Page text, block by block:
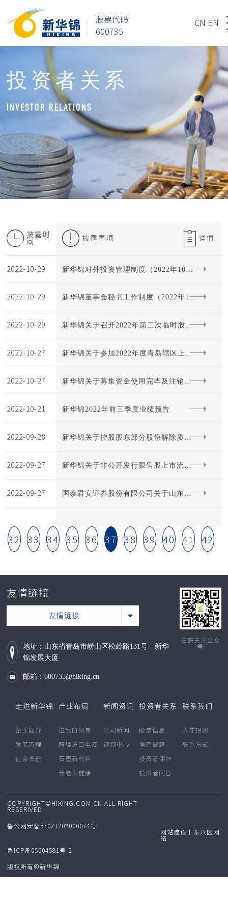
股票代码
600735
CN EN
投资者关系
INVESTOR RELATIONS
披露时
间
披露事项 详情
2022-10-29 新华锦对外投资管理制度（2022年10月
修订）
2022-10-29 新华锦董事会秘书工作制度（2022年10
月修订）
2022-10-29 新华锦关于召开2022年第二次临时股东
大会的通知
2022-10-27 新华锦关于参加2022年度青岛辖区上市
公司投资者网上集体接待日的公告
2022-10-27 新华锦关于募集资金使用完毕及注销募
集资金专户的公告
2022-10-21 新华锦2022年前三季度业绩预告
2022-09-28 新华锦关于控股股东部分股份解除质押
及再次质押的公告
2022-09-27 新华锦关于非公开发行限售股上市流通
的公告
2022-09-27 国泰君安证券股份有限公司关于山东新
股上市流通的核查意见
32 33 34 35 36 37 38 39 40 41 42
友情链接
友情链接
地址：山东省青岛市崂山区松岭路131号 新华
锦发展大厦
邮箱：600735@hiking.cn
扫码关注公众
号
走进新华锦
企业简介
发展历程
社会责任
产业布局
进出口贸易
跨境进口电商
石墨新材料
养老大健康
新闻资讯
公司新闻
视频中心
投资者关系
股票信息
信息披露
投资者保护
投资者问答
联系我们
人才招聘
联系方式
COPYRIGHT©HIKING.COM.CN ALL RIGHT
RESERIVED
鲁公网安备37021202000074号
鲁ICP备05004581号-2
版权所有©新华锦
网站建设丨东八区网
络